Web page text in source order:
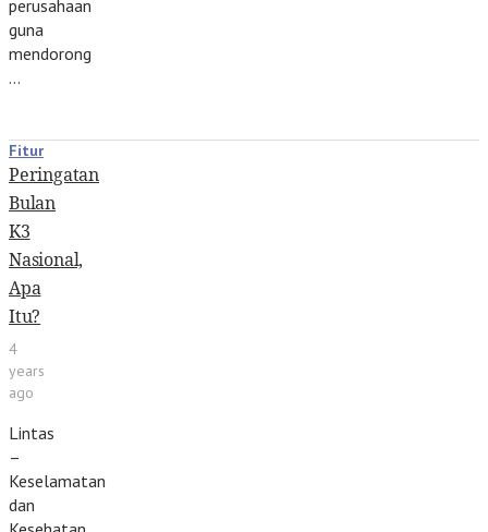
perusahaan
guna
mendorong
…
Fitur
Peringatan
Bulan
K3
Nasional,
Apa
Itu?
4
years
ago
Lintas
–
Keselamatan
dan